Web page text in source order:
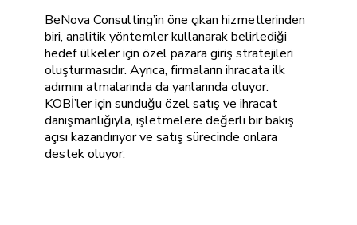
BeNova Consulting’in öne çıkan hizmetlerinden
biri, analitik yöntemler kullanarak belirlediği
hedef ülkeler için özel pazara giriş stratejileri
oluşturmasıdır. Ayrıca, firmaların ihracata ilk
adımını atmalarında da yanlarında oluyor.
KOBİ’ler için sunduğu özel satış ve ihracat
danışmanlığıyla, işletmelere değerli bir bakış
açısı kazandırıyor ve satış sürecinde onlara
destek oluyor.